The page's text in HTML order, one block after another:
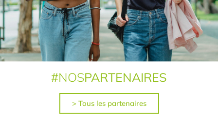
#NOSPARTENAIRES
> Tous les partenaires